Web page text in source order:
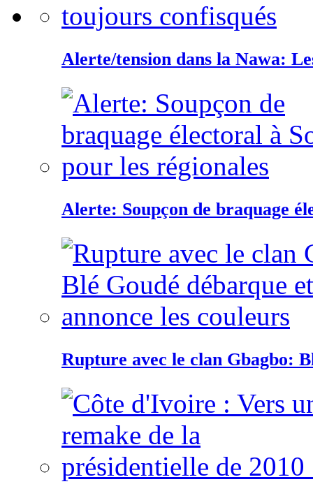
Alerte/tension dans la Nawa:
Alerte: Soupçon de braquage
Rupture avec le clan Gbagbo: